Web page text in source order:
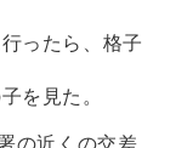
ったら、格子
を見た。